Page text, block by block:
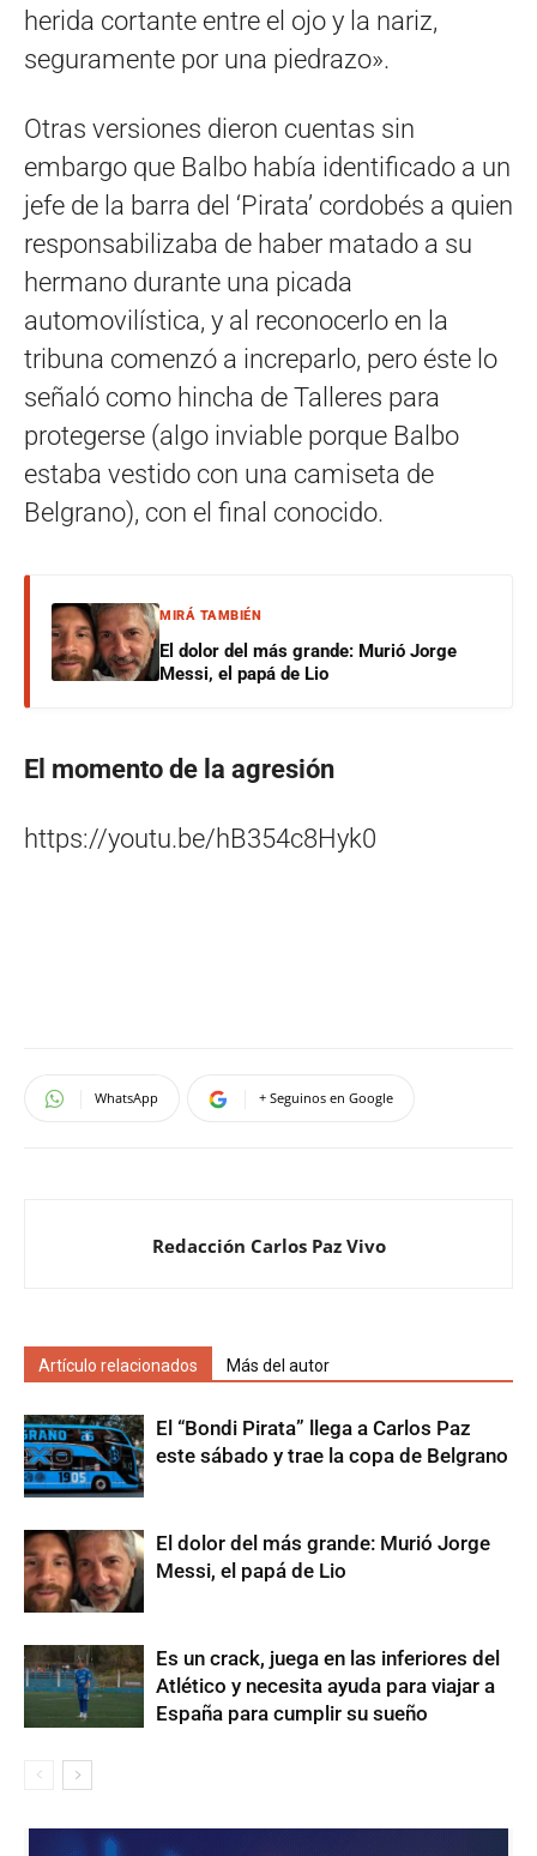
herida cortante entre el ojo y la nariz,
seguramente por una piedrazo».
Otras versiones dieron cuentas sin
embargo que Balbo había identificado a un
jefe de la barra del ‘Pirata’ cordobés a quien
responsabilizaba de haber matado a su
hermano durante una picada
automovilística, y al reconocerlo en la
tribuna comenzó a increparlo, pero éste lo
señaló como hincha de Talleres para
protegerse (algo inviable porque Balbo
estaba vestido con una camiseta de
Belgrano), con el final conocido.
MIRÁ TAMBIÉN
El dolor del más grande: Murió Jorge
Messi, el papá de Lio
El momento de la agresión
https://youtu.be/hB354c8Hyk0
WhatsApp + Seguinos en Google
Redacción Carlos Paz Vivo
Artículo relacionados Más del autor
El “Bondi Pirata” llega a Carlos Paz
este sábado y trae la copa de Belgrano
El dolor del más grande: Murió Jorge
Messi, el papá de Lio
Es un crack, juega en las inferiores del
Atlético y necesita ayuda para viajar a
España para cumplir su sueño